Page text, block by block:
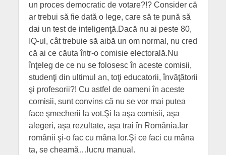
un proces democratic de votare?!? Consider că
ar trebui să fie dată o lege, care să te pună să
dai un test de inteligenţă.Dacă nu ai peste 80,
IQ-ul, cât trebuie să aibă un om normal, nu cred
că ai ce căuta într-o comisie electorală.Nu
înţeleg de ce nu se folosesc în aceste comisii,
studenţi din ultimul an, toţi educatorii, învăţătorii
şi profesorii?! Cu astfel de oameni în aceste
comisii, sunt convins că nu se vor mai putea
face şmecherii la vot.Şi la aşa comisii, aşa
alegeri, aşa rezultate, aşa trai în România.Iar
românii şi-o fac cu mâna lor.Şi ce faci cu mâna
ta, se cheamă…lucru manual.